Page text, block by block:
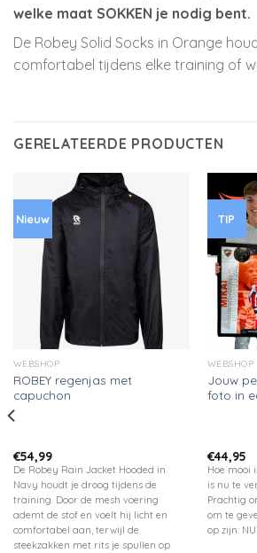
welke maat SOKKEN je nodig bent.
De Robey Solid Socks in Orange
comfortabel tijdens elke training of
GERELATEERDE PRODUCTEN
Nieuw
WEBSHOP
ROBEY regenjas met
capuchon
€54,99
De Robey Rain Jacket Hooded in
Navy houdt je droog tijdens de
training. Door de mesh voering
ademt de stof en voelt hij licht en
comfortabel aan, terwijl de
steekzakken met rits je spullen op
TIP
WEBSHOP
Jouw
foto in
€44,95
Hoe mooi
is nu te
Prachtig
om te
op zijn: